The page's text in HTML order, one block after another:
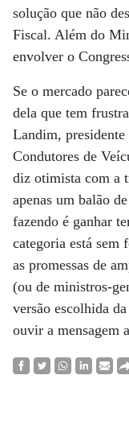
solução que não
Fiscal. Além do
envolver o
Se o mercado
dela que tem
Landim,
Condutores de
diz otimista com a
apenas um balão
fazendo é ganhar
categoria está sem
as promessas de
(ou de ministros-
versão escolhida
ouvir a mensagem